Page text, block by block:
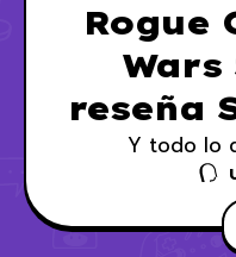
Rogue
Wars
reseña
Y todo lo